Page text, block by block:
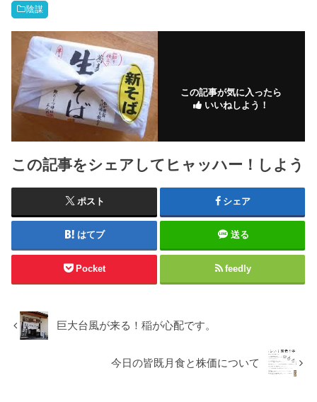
陰謀
この記事が気に入ったら
いいねしよう！
この記事をシェアしてヒャッハー！しよう
ポスト シェア
はてブ 送る
Pocket feedly
巨大台風が来る！稲が心配です。
今日の皆既月食と株価について